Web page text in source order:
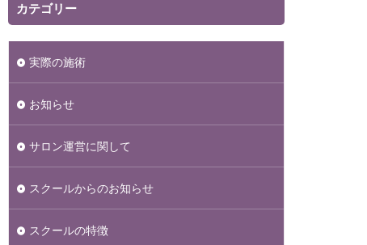
カテゴリー
実際の施術
お知らせ
サロン運営に関して
スクールからのお知らせ
スクールの特徴